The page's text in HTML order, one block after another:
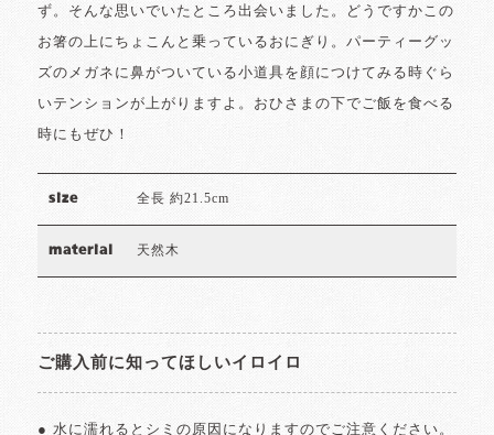
ず。そんな思いでいたところ出会いました。どうですかこの
お箸の上にちょこんと乗っているおにぎり。パーティーグッ
ズのメガネに鼻がついている小道具を顔につけてみる時ぐら
いテンションが上がりますよ。おひさまの下でご飯を食べる
時にもぜひ！
size 全長 約21.5cm
material 天然木
ご購入前に知ってほしいイロイロ
● 水に濡れるとシミの原因になりますのでご注意ください。